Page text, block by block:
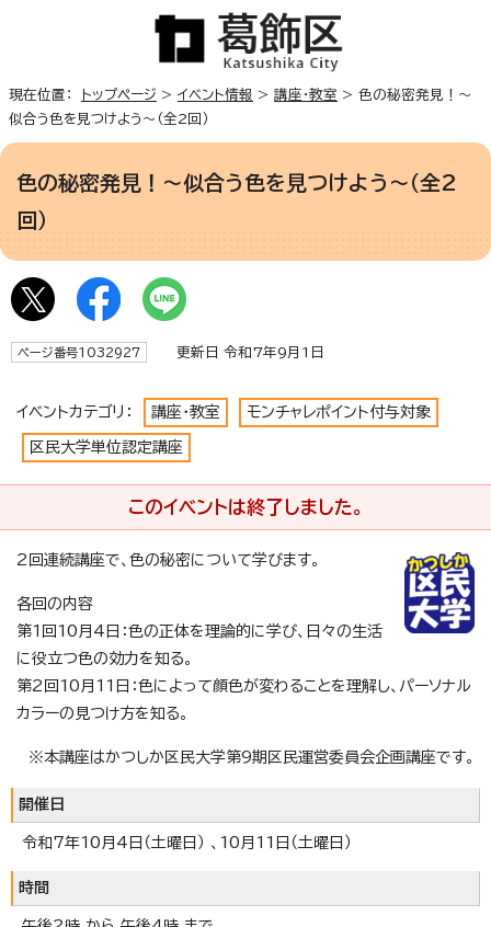
現在位置： トップページ > イベント情報 > 講座・教室 > 色の秘密発見！～
似合う色を見つけよう～（全2回）
色の秘密発見！～似合う色を見つけよう～（全2
回）
ページ番号1032927 更新日 令和7年9月1日
イベントカテゴリ： 講座・教室 モンチャレポイント付与対象
区民大学単位認定講座
このイベントは終了しました。
2回連続講座で、色の秘密について学びます。
各回の内容
第1回10月4日：色の正体を理論的に学び、日々の生活
に役立つ色の効力を知る。
第2回10月11日：色によって顔色が変わることを理解し、パーソナル
カラーの見つけ方を知る。
※本講座はかつしか区民大学第9期区民運営委員会企画講座です。
開催日
令和7年10月4日（土曜日） 、10月11日（土曜日）
時間